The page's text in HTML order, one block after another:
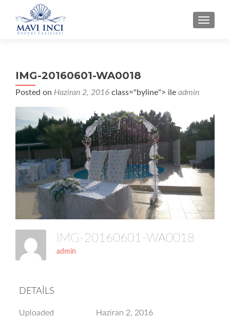
IMG-20160601-WA0018
Posted on Haziran 2, 2016 class="byline"> ile admin
IMG-20160601-WA0018
admin
DETAILS
Uploaded Haziran 2, 2016